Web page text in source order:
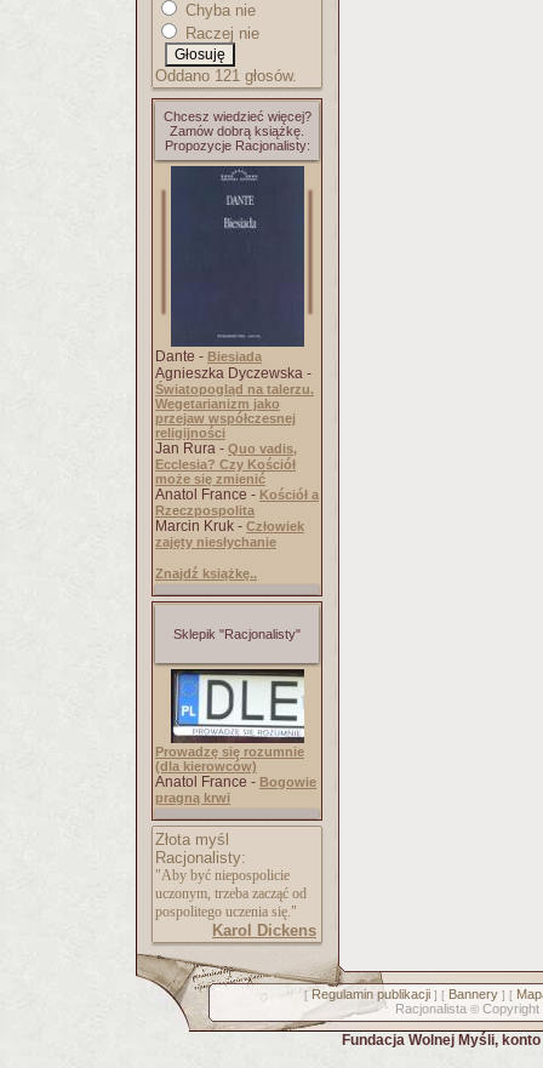
Chyba nie
Raczej nie
Oddano 121 głosów.
Chcesz wiedzieć więcej?
Zamów dobrą książkę.
Propozycje Racjonalisty:
Dante - Biesiada
Agnieszka Dyczewska -
Światopogląd na talerzu.
Wegetarianizm jako
przejaw współczesnej
religijności
Jan Rura - Quo vadis,
Ecclesia? Czy Kościół
może się zmienić
Anatol France - Kościół a
Rzeczpospolita
Marcin Kruk - Człowiek
zajęty niesłychanie
Znajdź książkę..
Sklepik "Racjonalisty"
Prowadzę się rozumnie
(dla kierowców)
Anatol France - Bogowie
pragną krwi
Złota myśl
Racjonalisty:
"Aby być niepospolicie
uczonym, trzeba zacząć od
pospolitego uczenia się."
Karol Dickens
[ Regulamin publikacji] [ Bannery] [
Racjonalista © Copyright
Fundacja Wolnej Myśli,